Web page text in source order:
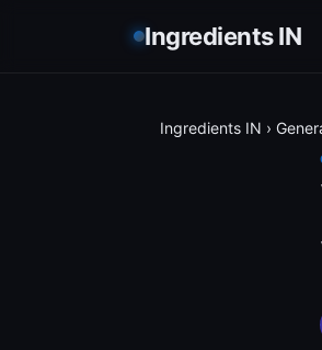
Ingredients IN
Ingredients IN ›